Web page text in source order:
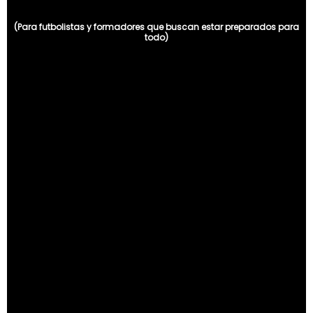
(Para futbolistas y formadores que buscan estar preparados para
todo)